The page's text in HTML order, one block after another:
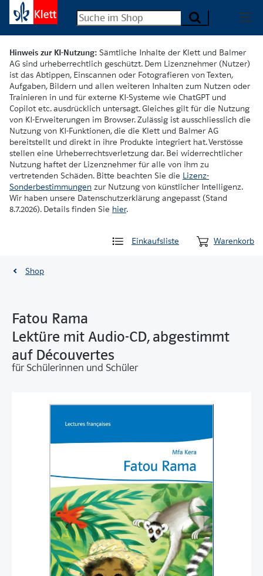
Hinweis zur KI-Nutzung: Sämtliche Inhalte der Klett und Balmer
AG sind urheberrechtlich geschützt. Dem Lizenznehmer (Nutzer)
ist das Abtippen, Einscannen oder Fotografieren von Texten,
Aufgaben, Bildern und allen weiteren Inhalten zum Nutzen oder
Trainieren in und für externe KI-Systeme wie ChatGPT und
Copilot etc. ausdrücklich untersagt. Gleiches gilt für die Nutzung
von KI-Erweiterungen im Browser. Zulässig ist ausschliesslich die
Nutzung von KI-Funktionen, die die Klett und Balmer AG
bereitstellt und direkt in ihre Produkte integriert hat. Verstösse
stellen eine Urheberrechtsverletzung dar. Bei widerrechtlicher
Nutzung haftet der Lizenznehmer für alle von ihm zu
vertretenden Schäden. Bitte beachten Sie die Lizenz-
Sonderbestimmungen zur Nutzung von künstlicher Intelligenz.
Wir haben unsere Datenschutzerklärung angepasst (Stand
8.7.2026). Details finden Sie hier.
Einkaufsliste Warenkorb
Shop
Fatou Rama
Lektüre mit Audio-CD, abgestimmt
auf Découvertes
für Schülerinnen und Schüler